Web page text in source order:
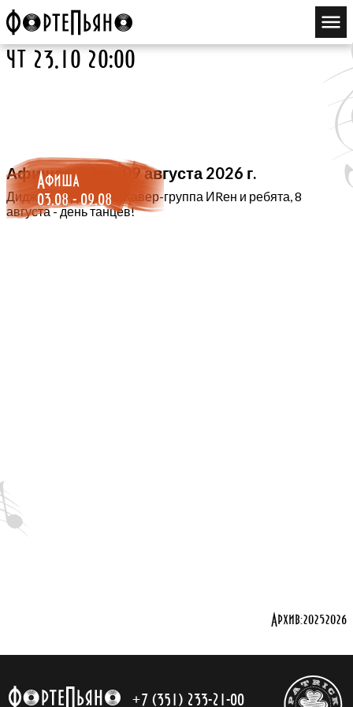
чт 23.10 20:00
Афиша
03.08 - 09.08
Афиша с 03 по 09 августа 2026 г.
Диджей во дворике, Кавер-группа ИRен и ребята, 8
августа - день танцев!
Архив:20252026
+7 (351) 233-21-00